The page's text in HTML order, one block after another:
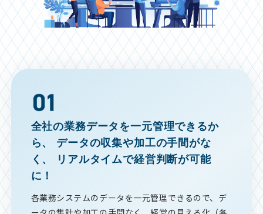
全社の業務データを一元管理できるか
ら、
データの収集や加工の手間がな
く、
リアルタイムで経営判断が可能
に！
各業務システムのデータを一元管理できるので、デ